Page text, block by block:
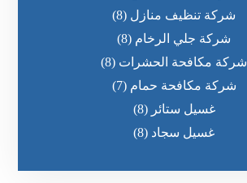
شركة تنظيف منازل (8)
شركة جلي الرخام (8)
شركة مكافحة الحشرات (8)
شركة مكافحة حمام (7)
غسيل ستائر (8)
غسيل سجاد (8)